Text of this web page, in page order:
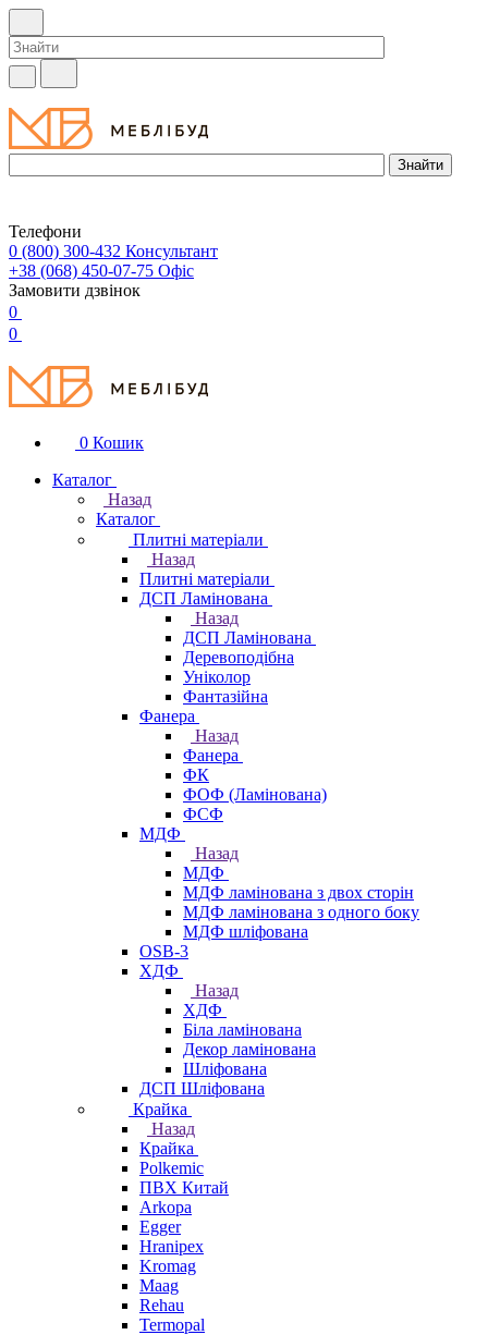
Телефони
0 (800) 300-432 Консультант
+38 (068) 450-07-75 Офіс
Замовити дзвінок
0
0
0 Кошик
Каталог
Назад
Каталог
Плитні матеріали
Назад
Плитні матеріали
ДСП Ламінована
Назад
ДСП Ламінована
Деревоподібна
Уніколор
Фантазійна
Фанера
Назад
Фанера
ФК
ФОФ (Ламінована)
ФСФ
МДФ
Назад
МДФ
МДФ ламінована з двох сторін
МДФ ламінована з одного боку
МДФ шліфована
OSB-3
ХДФ
Назад
ХДФ
Біла ламінована
Декор ламінована
Шліфована
ДСП Шліфована
Крайка
Назад
Крайка
Polkemic
ПВХ Китай
Arkopa
Egger
Hranipex
Kromag
Maag
Rehau
Termopal